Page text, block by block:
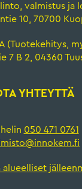
valmistus ja
10, 70700
(Tuotekehitys,
7 B 2, 04360
YHTEYTTÄ
050 471 0761
alueelliset